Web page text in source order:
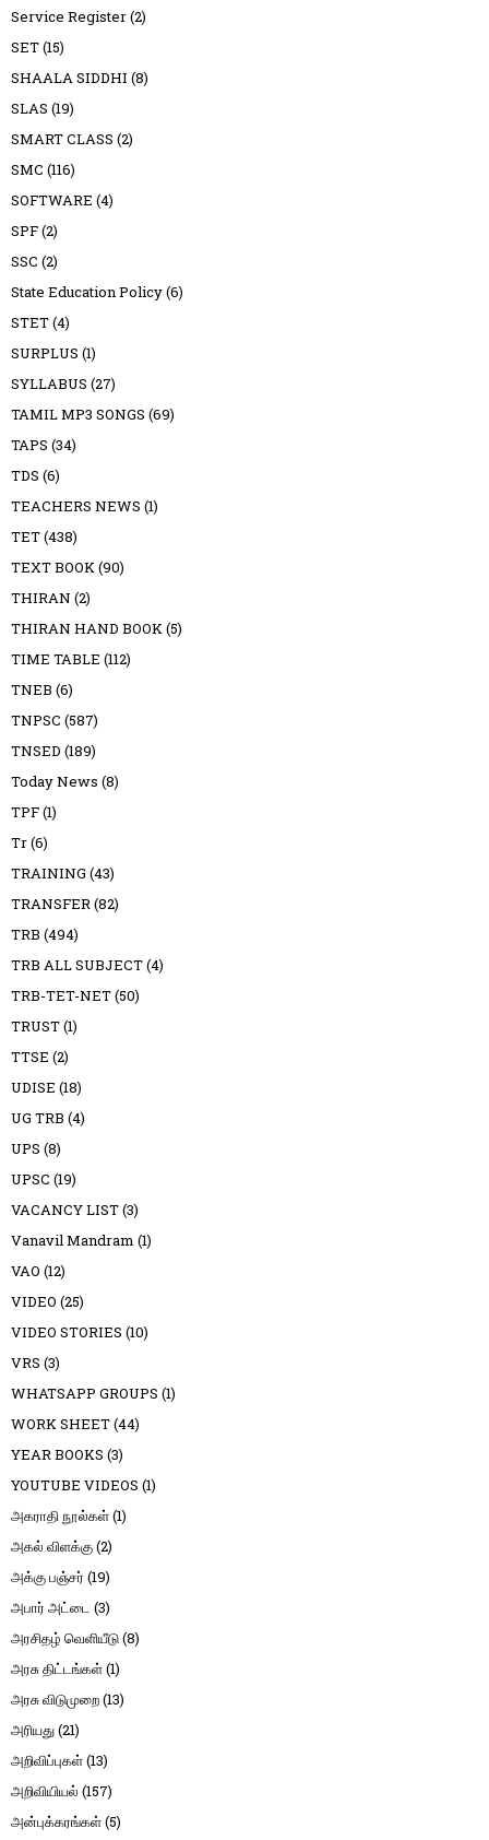
Service Register(2)
SET(15)
SHAALA SIDDHI (8)
SLAS (19)
SMART CLASS (2)
SMC (116)
SOFTWARE (4)
SPF(2)
SSC (2)
State Education Policy(6)
STET(4)
SURPLUS (1)
SYLLABUS (27)
TAMIL MP3 SONGS (69)
TAPS (34)
TDS (6)
TEACHERS NEWS (1)
TET(438)
TEXT BOOK(90)
THIRAN (2)
THIRAN HAND BOOK(5)
TIME TABLE (112)
TNEB (6)
TNPSC (587)
TNSED (189)
Today News (8)
TPF(1)
Tr(6)
TRAINING (43)
TRANSFER(82)
TRB (494)
TRB ALL SUBJECT(4)
TRB-TET-NET(50)
TRUST(1)
TTSE (2)
UDISE (18)
UG TRB (4)
UPS (8)
UPSC (19)
VACANCY LIST(3)
Vanavil Mandram (1)
VAO (12)
VIDEO (25)
VIDEO STORIES (10)
VRS (3)
WHATSAPP GROUPS (1)
WORK SHEET(44)
YEAR BOOKS (3)
YOUTUBE VIDEOS (1)
அகராதி நூல்கள்(1)
அகல் விளக்கு(2)
அக்கு பஞ்சர் (19)
அபார் அட்டை (3)
அரசிதழ் வெளியீடு(8)
அரசு திட்டங்கள்(1)
அரசு விடுமுறை(13)
அரியது(21)
அறிவிப்புகள்(13)
அறிவியியல் (157)
அன்புக்கரங்கள்(5)